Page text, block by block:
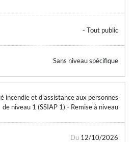
- Tout public
Sans niveau spécifique
incendie et d'assistance aux personnes
de niveau 1 (SSIAP 1) - Remise à niveau
Du 12/10/2026